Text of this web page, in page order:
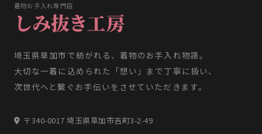
着物お手入れ専門店
しみ抜き工房
埼玉県草加市で紡がれる、着物のお手入れ物語。
大切な一着に込められた「想い」まで丁寧に扱い、
次世代へと繋ぐお手伝いをさせていただきます。
〒340-0017 埼玉県草加市吉町3-2-49